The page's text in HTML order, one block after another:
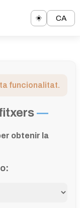
funcionalitat.
obtenir la
☀️ CA